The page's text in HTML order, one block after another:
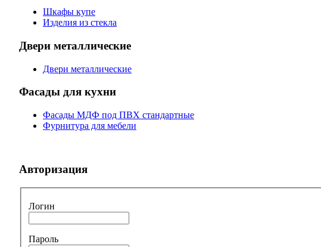
Шкафы купе
Изделия из стекла
Двери металлические
Двери металлические
Фасады для кухни
Фасады МДФ под ПВХ стандартные
Фурнитура для мебели
Авторизация
Логин
Пароль